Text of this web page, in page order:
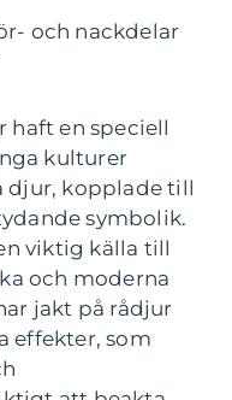
och nackdelar
haft en speciell
kulturer
djur, kopplade till
symbolik.
viktig källa till
och moderna
jakt på rådjur
effekter, som